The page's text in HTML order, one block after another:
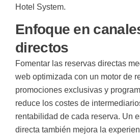
Hotel System.
Enfoque en
directos
Fomentar las reservas directas
web optimizada con un motor de
promociones exclusivas y
reduce los costes de
rentabilidad de cada reserva. Un
directa también mejora la